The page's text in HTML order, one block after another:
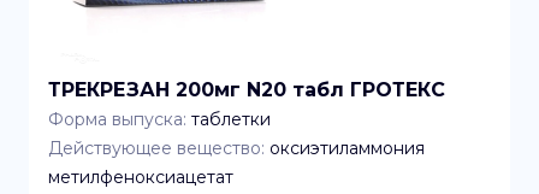
ТРЕКРЕЗАН 200мг N20 табл ГРОТЕКС
Форма выпуска: таблетки
Действующее вещество: оксиэтиламмония
метилфеноксиацетат